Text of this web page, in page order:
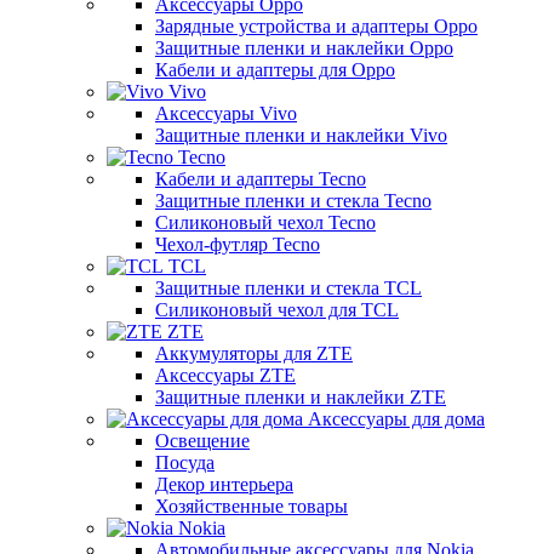
Аксессуары Oppo
Зарядные устройства и адаптеры Oppo
Защитные пленки и наклейки Oppo
Кабели и адаптеры для Oppo
Vivo
Аксессуары Vivo
Защитные пленки и наклейки Vivo
Tecno
Кабели и адаптеры Tecno
Защитные пленки и стекла Tecno
Силиконовый чехол Tecno
Чехол-футляр Tecno
TCL
Защитные пленки и стекла TCL
Силиконовый чехол для TCL
ZTE
Аккумуляторы для ZTE
Аксессуары ZTE
Защитные пленки и наклейки ZTE
Аксессуары для дома
Освещение
Посуда
Декор интерьера
Хозяйственные товары
Nokia
Автомобильные аксессуары для Nokia